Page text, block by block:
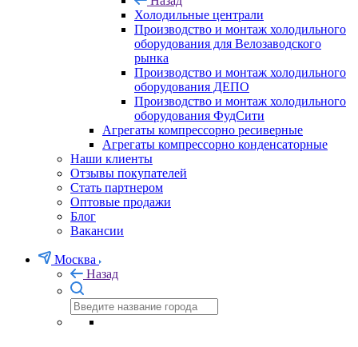
Холодильные централи
Производство и монтаж холодильного
оборудования для Велозаводского
рынка
Производство и монтаж холодильного
оборудования ДЕПО
Производство и монтаж холодильного
оборудования ФудСити
Агрегаты компрессорно ресиверные
Агрегаты компрессорно конденсаторные
Наши клиенты
Отзывы покупателей
Стать партнером
Оптовые продажи
Блог
Вакансии
Москва
Назад